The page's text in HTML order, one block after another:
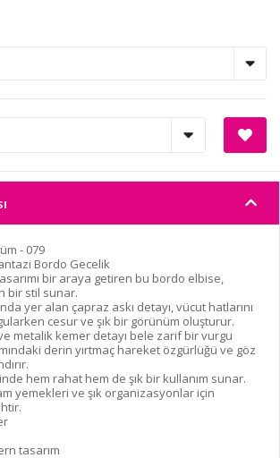
- 079
Bordo Gecelik
bir araya getiren bu bordo elbise,
bir stil sunar.
yer alan çapraz askı detayı, vücut hatlarını
cesur ve şık bir görünüm oluşturur.
metalik kemer detayı bele zarif bir vurgu
derin yırtmaç hareket özgürlüğü ve göz
hem rahat hem de şık bir kullanım sunar.
yemekleri ve şık organizasyonlar için
tasarım